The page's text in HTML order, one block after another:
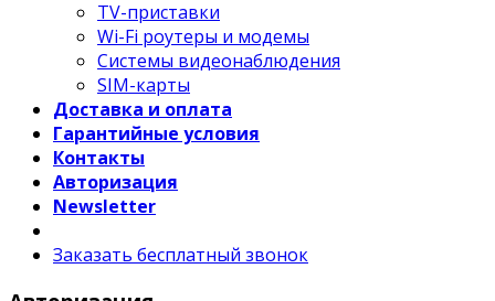
TV-приставки
Wi-Fi роутеры и модемы
Системы видеонаблюдения
SIM-карты
Доставка и оплата
Гарантийные условия
Контакты
Авторизация
Newsletter
Заказать бесплатный звонок